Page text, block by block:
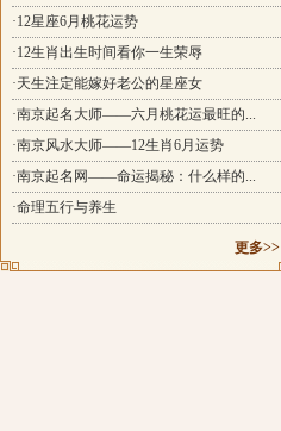
·12星座6月桃花运势
·12生肖出生时间看你一生荣辱
·天生注定能嫁好老公的星座女
·南京起名大师——六月桃花运最旺的...
·南京风水大师——12生肖6月运势
·南京起名网——命运揭秘：什么样的...
·命理五行与养生
更多>>